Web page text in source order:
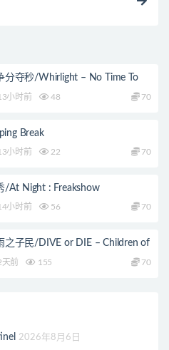
分夺秒/Whirlight – No Time To
小时前 48 70
Break
小时前 22 70
/At Night : Freakshow
小时前 56 70
之子民/DIVE or DIE – Children of
天前 155 70
2026年8月6日